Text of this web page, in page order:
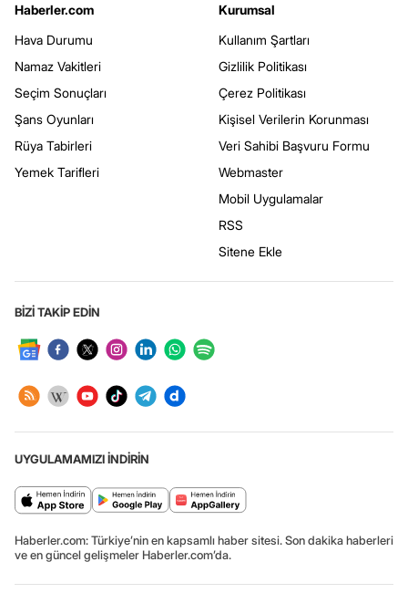
Haberler.com
Hava Durumu
Namaz Vakitleri
Seçim Sonuçları
Şans Oyunları
Rüya Tabirleri
Yemek Tarifleri
Kurumsal
Kullanım Şartları
Gizlilik Politikası
Çerez Politikası
Kişisel Verilerin Korunması
Veri Sahibi Başvuru Formu
Webmaster
Mobil Uygulamalar
RSS
Sitene Ekle
BİZİ TAKİP EDİN
UYGULAMAMIZI İNDİRİN
Haberler.com: Türkiye’nin en kapsamlı haber sitesi. Son dakika haberleri
ve en güncel gelişmeler Haberler.com’da.